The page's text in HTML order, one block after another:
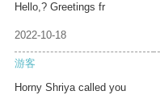
Hello,? Greetings fr
2022-10-18
游客
Horny Shriya called you